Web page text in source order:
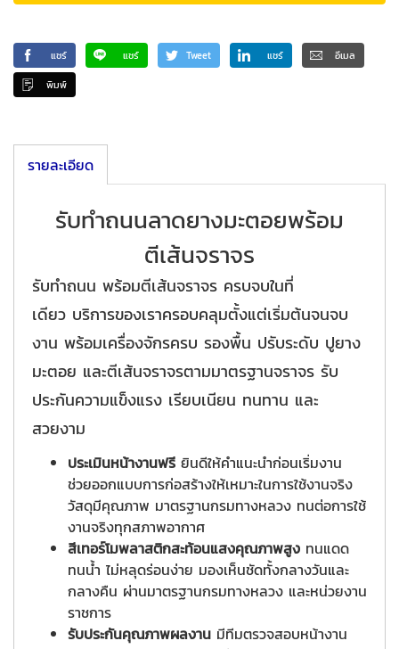
แชร์ แชร์ Tweet แชร์ อีเมล
พิมพ์
รายละเอียด
รับทำถนนลาดยางมะตอยพร้อม
ตีเส้นจราจร
รับทำถนน พร้อมตีเส้นจราจร ครบจบในที่
เดียว บริการของเราครอบคลุมตั้งแต่เริ่มต้นจนจบ
งาน พร้อมเครื่องจักรครบ รองพื้น ปรับระดับ ปูยาง
มะตอย และตีเส้นจราจรตามมาตรฐานจราจร รับ
ประกันความแข็งแรง เรียบเนียน ทนทาน และ
สวยงาม
ประเมินหน้างานฟรี ยินดีให้คำแนะนำก่อนเริ่มงาน
ช่วยออกแบบการก่อสร้างให้เหมาะในการใช้งานจริง
วัสดุมีคุณภาพ มาตรฐานกรมทางหลวง ทนต่อการใช้
งานจริงทุกสภาพอากาศ
สีเทอร์โมพลาสติกสะท้อนแสงคุณภาพสูง ทนแดด
ทนน้ำ ไม่หลุดร่อนง่าย มองเห็นชัดทั้งกลางวันและ
กลางคืน ผ่านมาตรฐานกรมทางหลวง และหน่วยงาน
ราชการ
รับประกันคุณภาพผลงาน มีทีมตรวจสอบหน้างาน